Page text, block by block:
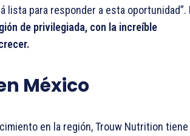
lista para responder a esta oportunidad”.
de privilegiada, con la increíble
México
en la región, Trouw Nutrition